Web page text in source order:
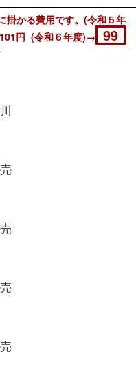
掛かる費用です。(令和５年
円 (令和６年度)→ 99